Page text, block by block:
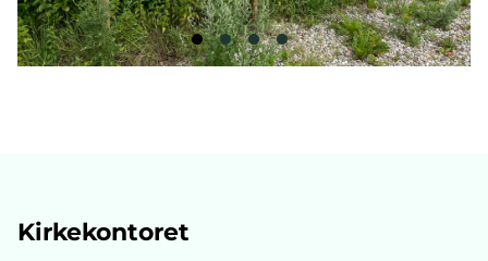
Kirkekontoret